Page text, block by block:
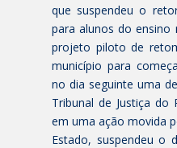
que suspendeu o
para alunos do ensino
projeto piloto de
município para
no dia seguinte uma
Tribunal de Justiça do
em uma ação movida
Estado, suspendeu o